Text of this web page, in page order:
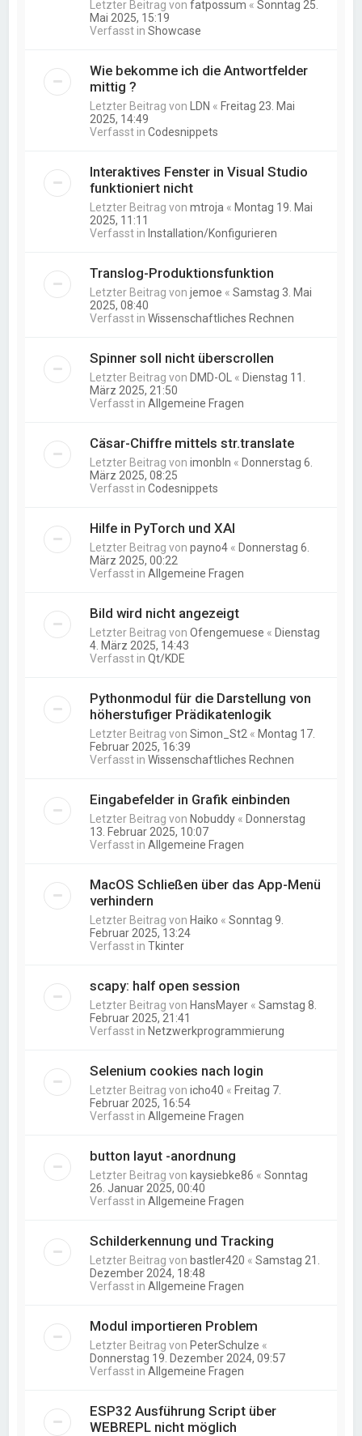
Letzter Beitrag vonfatpossum «Sonntag 25.
Mai 2025, 15:19
Verfasst inShowcase
Wie bekomme ich die Antwortfelder
mittig ?
Letzter Beitrag von LDN « Freitag 23. Mai
2025, 14:49
Verfasst inCodesnippets
Interaktives Fenster in Visual Studio
funktioniert nicht
Letzter Beitrag vonmtroja « Montag 19. Mai
2025, 11:11
Verfasst in Installation/Konfigurieren
Translog-Produktionsfunktion
Letzter Beitrag vonjemoe «Samstag 3. Mai
2025, 08:40
Verfasst inWissenschaftliches Rechnen
Spinner soll nicht überscrollen
Letzter Beitrag von DMD-OL « Dienstag 11.
März 2025, 21:50
Verfasst inAllgemeine Fragen
Cäsar-Chiffre mittels str.translate
Letzter Beitrag vonimonbln « Donnerstag 6.
März 2025, 08:25
Verfasst inCodesnippets
Hilfe in PyTorch und XAI
Letzter Beitrag vonpayno4 « Donnerstag 6.
März 2025, 00:22
Verfasst inAllgemeine Fragen
Bild wird nicht angezeigt
Letzter Beitrag vonOfengemuese « Dienstag
4. März 2025, 14:43
Verfasst inQt/KDE
Pythonmodul für die Darstellung von
höherstufiger Prädikatenlogik
Letzter Beitrag vonSimon_St2 « Montag 17.
Februar 2025, 16:39
Verfasst inWissenschaftliches Rechnen
Eingabefelder in Grafik einbinden
Letzter Beitrag von Nobuddy « Donnerstag
13. Februar 2025, 10:07
Verfasst inAllgemeine Fragen
MacOS Schließen über das App-Menü
verhindern
Letzter Beitrag von Haiko «Sonntag 9.
Februar 2025, 13:24
Verfasst inTkinter
scapy: half open session
Letzter Beitrag von HansMayer «Samstag 8.
Februar 2025, 21:41
Verfasst in Netzwerkprogrammierung
Selenium cookies nach login
Letzter Beitrag vonicho40 « Freitag 7.
Februar 2025, 16:54
Verfasst inAllgemeine Fragen
button layut -anordnung
Letzter Beitrag von kaysiebke86 «Sonntag
26. Januar 2025, 00:40
Verfasst inAllgemeine Fragen
Schilderkennung und Tracking
Letzter Beitrag von bastler420 «Samstag 21.
Dezember 2024, 18:48
Verfasst inAllgemeine Fragen
Modul importieren Problem
Letzter Beitrag von PeterSchulze «
Donnerstag 19. Dezember 2024, 09:57
Verfasst inAllgemeine Fragen
ESP32 Ausführung Script über
WEBREPL nicht möglich